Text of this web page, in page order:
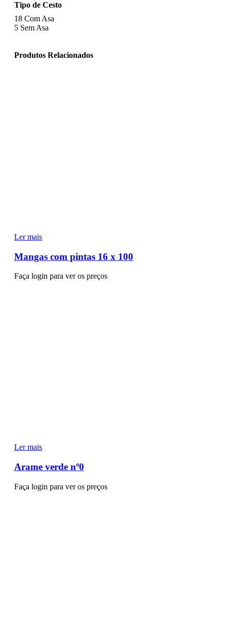
Tipo de Cesto
18 Com Asa
5 Sem Asa
Produtos Relacionados
Ler mais
Mangas com pintas 16 x 100
Faça login para ver os preços
Ler mais
Arame verde nº0
Faça login para ver os preços